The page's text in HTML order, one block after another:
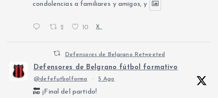
condolencias a familiares y amigos, y
2 10 X
Defensores de Belgrano Retweeted
Defensores de Belgrano fútbol formativo
@defefutbolforma · 5 Ago
¡Final del partido!